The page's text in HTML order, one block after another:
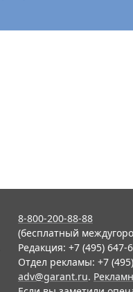
8-800-200-88-88
(бесплатный
Редакция: +7 (495) 647-
Отдел рекламы: +7
adv@garant.ru.